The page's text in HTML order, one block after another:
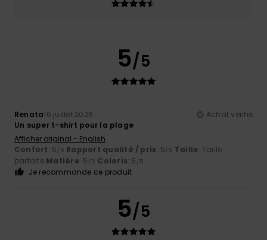
5/5
Renata16 juillet 2026
Achat vérifié
Un super t-shirt pour la plage
Afficher original - English
Confort: 5/5 Rapport qualité / prix: 5/5 Taille: Taille
parfaite Matière: 5 /5 Coloris: 5 /5
Je recommande ce produit
5/5